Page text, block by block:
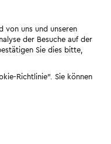
von uns und unseren
der Besuche auf der
Sie dies bitte,
Richtlinie". Sie können